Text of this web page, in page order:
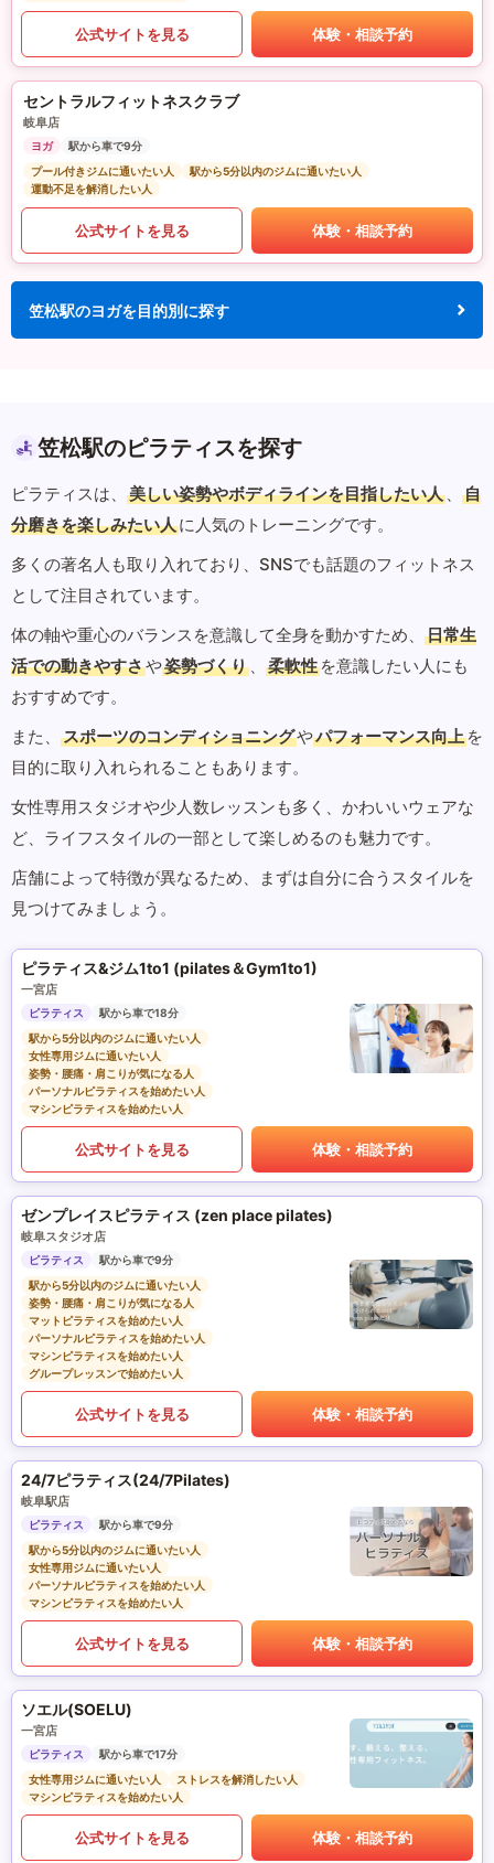
公式サイトを見る 体験・相談予約
セントラルフィットネスクラブ
岐阜店
ヨガ
駅から車で9分
プール付きジムに通いたい人
駅から5分以内のジムに通いたい人
運動不足を解消したい人
公式サイトを見る 体験・相談予約
笠松駅のヨガを目的別に探す
笠松駅のピラティスを探す
ピラティスは、 美しい姿勢やボディラインを目指したい人 、
自
分磨きを楽しみたい人に人気のトレーニングです。
多くの著名人も取り入れており、SNSでも話題のフィットネス
として注目されています。
体の軸や重心のバランスを意識して全身を動かすため、
日常生
活での動きやすさや姿勢づくり 、 柔軟性 を意識したい人にも
おすすめです。
また、
スポーツのコンディショニングやパフォーマンス向上 を
目的に取り入れられることもあります。
女性専用スタジオや少人数レッスンも多く、かわいいウェアな
ど、ライフスタイルの一部として楽しめるのも魅力です。
店舗によって特徴が異なるため、まずは自分に合うスタイルを
見つけてみましょう。
ピラティス&ジム1to1 (pilates＆Gym1to1)
一宮店
ピラティス
駅から車で18分
駅から5分以内のジムに通いたい人
女性専用ジムに通いたい人
姿勢・腰痛・肩こりが気になる人
パーソナルピラティスを始めたい人
マシンピラティスを始めたい人
公式サイトを見る 体験・相談予約
ゼンプレイスピラティス (zen place pilates)
岐阜スタジオ店
ピラティス
駅から車で9分
駅から5分以内のジムに通いたい人
姿勢・腰痛・肩こりが気になる人
マットピラティスを始めたい人
パーソナルピラティスを始めたい人
マシンピラティスを始めたい人
グループレッスンで始めたい人
公式サイトを見る 体験・相談予約
24/7ピラティス(24/7Pilates)
岐阜駅店
ピラティス
駅から車で9分
駅から5分以内のジムに通いたい人
女性専用ジムに通いたい人
パーソナルピラティスを始めたい人
マシンピラティスを始めたい人
公式サイトを見る 体験・相談予約
ソエル(SOELU)
一宮店
ピラティス
駅から車で17分
女性専用ジムに通いたい人
ストレスを解消したい人
マシンピラティスを始めたい人
公式サイトを見る 体験・相談予約